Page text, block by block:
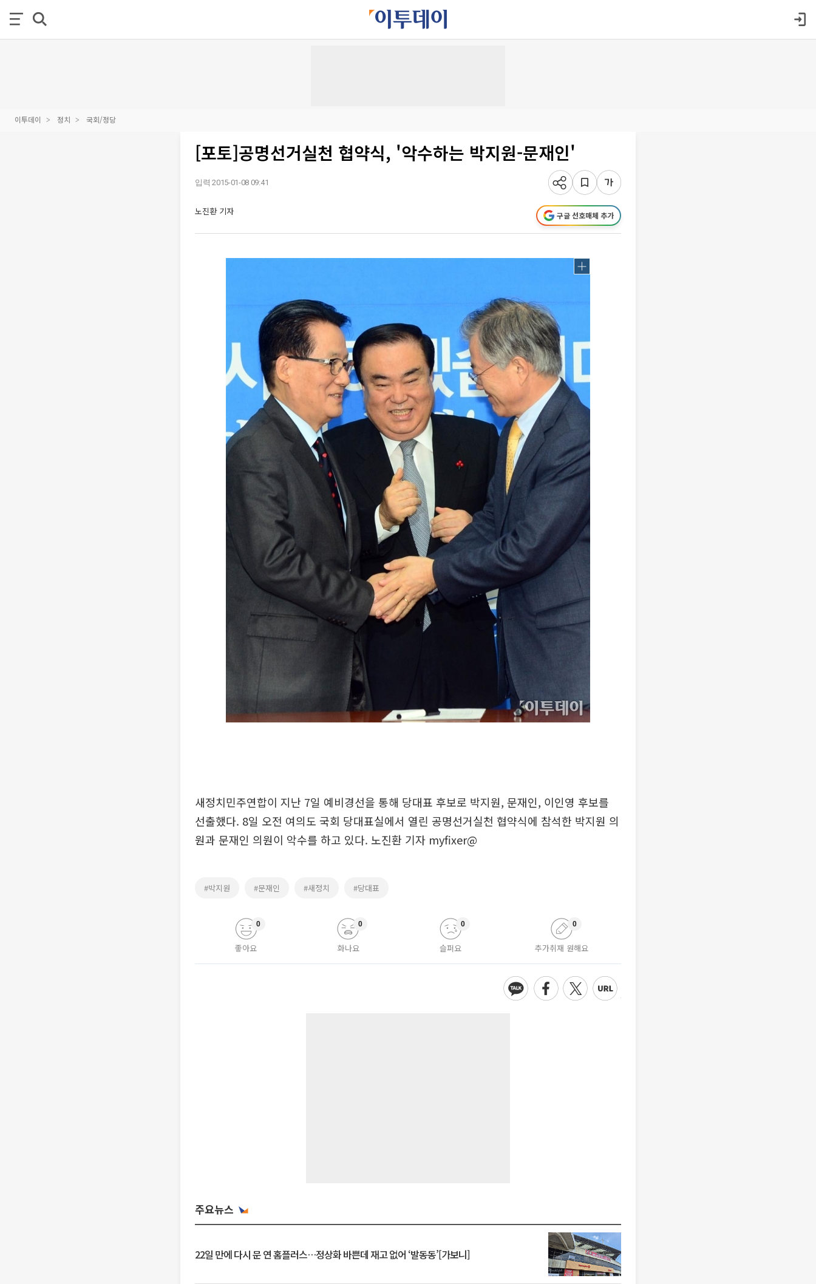
이투데이 정치 국회/정당
[포토]공명선거실천 협약식, '악수하는 박지원-문재인'
입력 2015-01-08 09:41
노진환 기자 구글 선호매체 추가
새정치민주연합이 지난 7일 예비경선을 통해 당대표 후보로 박지원, 문재인, 이인영 후보를
선출했다. 8일 오전 여의도 국회 당대표실에서 열린 공명선거실천 협약식에 참석한 박지원 의
원과 문재인 의원이 악수를 하고 있다. 노진환 기자 myfixer@
#박지원 #문재인 #새정치 #당대표
좋아요
0
화나요
0
슬퍼요
0
추가취재 원해요
0
주요뉴스
22일 만에 다시 문 연 홈플러스…정상화 바쁜데 재고 없어 ‘발동동’[가보니]